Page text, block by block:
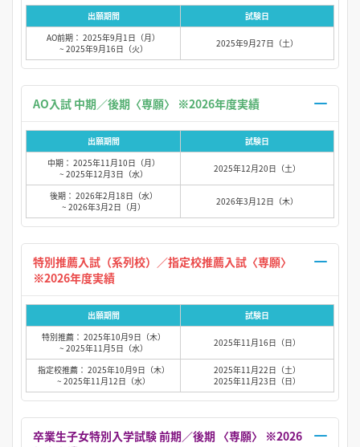
出願期間
試験日
AO前期： 2025年9月1日（月）
~ 2025年9月16日（火）
2025年9月27日（土）
出願期間
試験日
中期： 2025年11月10日（月）
~ 2025年12月3日（水）
2025年12月20日（土）
後期： 2026年2月18日（水）
~ 2026年3月2日（月）
2026年3月12日（木）
特別推薦入試（系列校）／指定校推薦入試〈専願〉
出願期間
試験日
特別推薦： 2025年10月9日（木）
~ 2025年11月5日（水）
2025年11月16日（日）
指定校推薦： 2025年10月9日（木）
~ 2025年11月12日（水）
2025年11月22日（土）
2025年11月23日（日）
卒業生子女特別入学試験 前期／後期 〈専願〉 ※2026